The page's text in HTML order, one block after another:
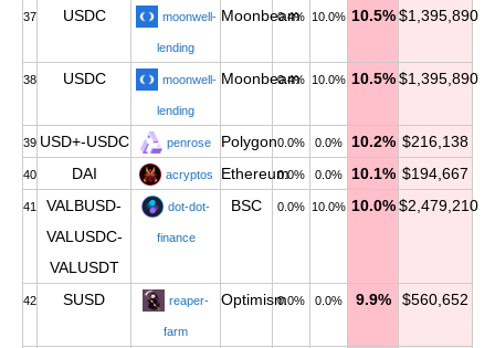
37 USDC moonwell-
lending
Moonbeam
0.4% 10.0% 10.5% $1,395,890
38 USDC moonwell-
lending
Moonbeam
0.4% 10.0% 10.5% $1,395,890
39 USD+-USDC penrose Polygon0.0% 0.0% 10.2% $216,138
40 DAI acryptos Ethereum0.0% 0.0% 10.1% $194,667
41
VALBUSD-
VALUSDC-
VALUSDT
dot-dot-
finance
BSC 0.0% 10.0% 10.0% $2,479,210
42 SUSD reaper-
farm
Optimism0.0% 0.0% 9.9% $560,652